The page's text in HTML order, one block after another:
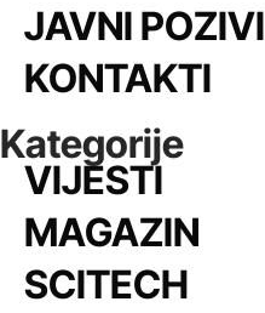
JAVNI POZIVI
KONTAKTI
Kategorije
VIJESTI
MAGAZIN
SCITECH